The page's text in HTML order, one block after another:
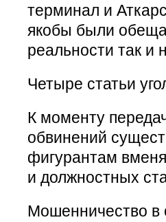
терминал и
якобы были
реальности так и
Четыре статьи
К моменту
обвинений
фигурантам
и должностных
Мошенничество в